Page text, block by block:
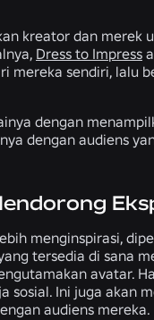
kreator dan merek
Dress to Impress
mereka sendiri, lalu
dengan
dengan audiens
menginspirasi,
tersedia di sana
avatar.
sosial. Ini juga akan
audiens mereka.